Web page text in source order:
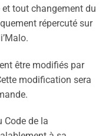
tout changement du
répercuté sur
être modifiés par
modification sera
Code de la